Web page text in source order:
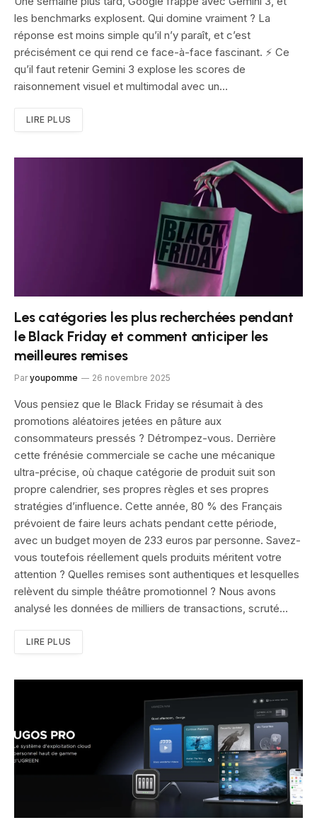
les benchmarks explosent. Qui domine vraiment ? La
réponse est moins simple qu’il n’y paraît, et c’est
précisément ce qui rend ce face-à-face fascinant. ⚡ Ce
qu’il faut retenir Gemini 3 explose les scores de
raisonnement visuel et multimodal avec un…
LIRE PLUS
Les catégories les plus recherchées pendant
le Black Friday et comment anticiper les
meilleures remises
Par youpomme 26 novembre 2025
Vous pensiez que le Black Friday se résumait à des
promotions aléatoires jetées en pâture aux
consommateurs pressés ? Détrompez-vous. Derrière
cette frénésie commerciale se cache une mécanique
ultra-précise, où chaque catégorie de produit suit son
propre calendrier, ses propres règles et ses propres
stratégies d’influence. Cette année, 80 % des Français
prévoient de faire leurs achats pendant cette période,
avec un budget moyen de 233 euros par personne. Savez-
vous toutefois réellement quels produits méritent votre
attention ? Quelles remises sont authentiques et lesquelles
relèvent du simple théâtre promotionnel ? Nous avons
analysé les données de milliers de transactions, scruté…
LIRE PLUS